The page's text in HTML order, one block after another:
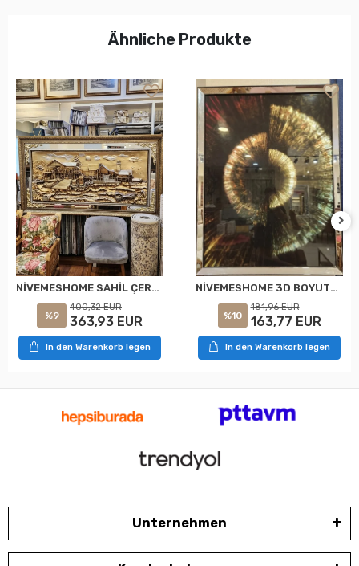
Ähnliche Produkte
NİVEMESHOME SAHİL ÇERÇEVELİ 154X78 TABLO
%9
400,32 EUR
363,93 EUR
In den Warenkorb legen
NİVEMESHOME 3D BOYUTLU 81X106 TABLO
%10
181,96 EUR
163,77 EUR
In den Warenkorb legen
Unternehmen